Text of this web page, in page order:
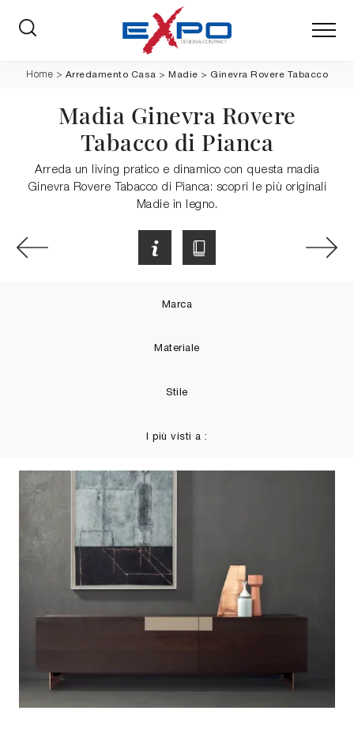
Home > Arredamento Casa > Madie > Ginevra Rovere Tabacco
Madia Ginevra Rovere
Tabacco di Pianca
Arreda un living pratico e dinamico con questa madia
Ginevra Rovere Tabacco di Pianca: scopri le più originali
Madie in legno.
Marca
Materiale
Stile
I più visti a :